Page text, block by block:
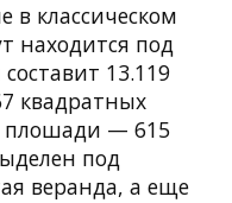
в классическом
находится под
13.119
квадратных
плошади — 615
под
веранда, а еще